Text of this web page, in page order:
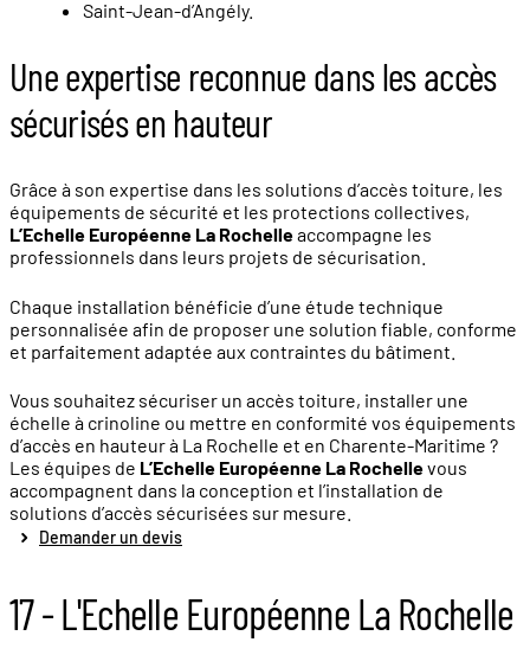
Saint-Jean-d’Angély.
Une expertise reconnue dans les accès
sécurisés en hauteur
Grâce à son expertise dans les solutions d’accès toiture, les
équipements de sécurité et les protections collectives,
L’Echelle Européenne La Rochelleaccompagne les
professionnels dans leurs projets de sécurisation.
Chaque installation bénéficie d’une étude technique
personnalisée afin de proposer une solution fiable, conforme
et parfaitement adaptée aux contraintes du bâtiment.
Vous souhaitez sécuriser un accès toiture, installer une
échelle à crinoline ou mettre en conformité vos équipements
d’accès en hauteur à La Rochelle et en Charente-Maritime ?
Les équipes de L’Echelle Européenne La Rochellevous
accompagnent dans la conception et l’installation de
solutions d’accès sécurisées sur mesure.
Demander un devis
17 - L'Echelle Européenne La Rochelle